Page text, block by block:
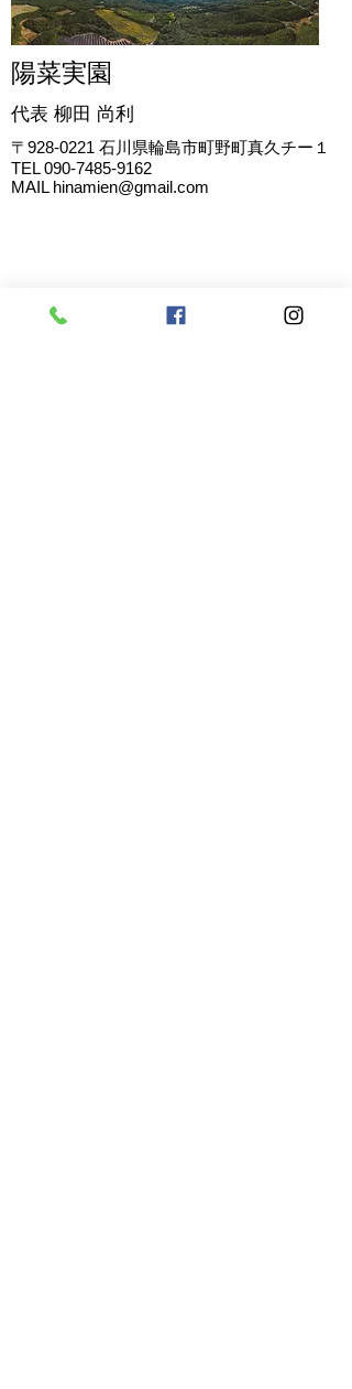
陽菜実園
代表 柳田 尚利
〒928-0221 石川県輪島市町野町真久チー１
TEL090-7485-9162
MAIL hinamien@gmail.com
お問い合わせ